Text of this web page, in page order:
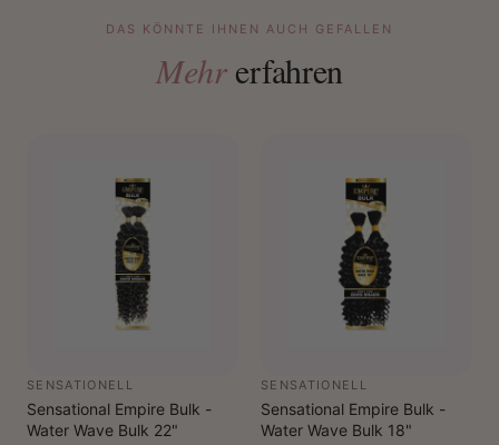
DAS KÖNNTE IHNEN AUCH GEFALLEN
Mehrerfahren
SENSATIONELL
Sensational Empire Bulk -
Water Wave Bulk 22"
SENSATIONELL
Sensational Empire Bulk -
Water Wave Bulk 18"